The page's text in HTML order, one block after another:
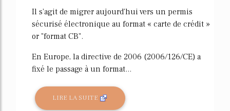
Il s'agit de migrer aujourd'hui vers un permis
sécurisé électronique au format « carte de crédit »
or "format CB".
En Europe, la directive de 2006 (2006/126/CE) a
fixé le passage à un format...
LIRE LA SUITE